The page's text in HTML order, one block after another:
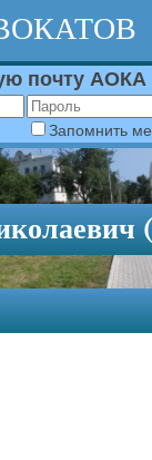
почту АОКА
Запомнить